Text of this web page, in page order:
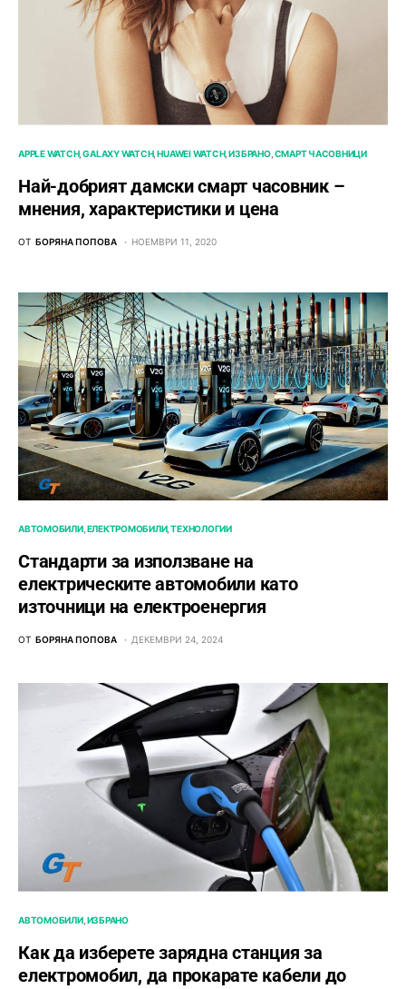
APPLE WATCH GALAXY WATCH HUAWEI WATCH ИЗБРАНО СМАРТ ЧАСОВНИЦИ
Най-добрият дамски смарт часовник –
мнения, характеристики и цена
ОТ БОРЯНА ПОПОВА НОЕМВРИ 11, 2020
АВТОМОБИЛИ ЕЛЕКТРОМОБИЛИ ТЕХНОЛОГИИ
Стандарти за използване на
електрическите автомобили като
източници на електроенергия
ОТ БОРЯНА ПОПОВА ДЕКЕМВРИ 24, 2024
АВТОМОБИЛИ ИЗБРАНО
Как да изберете зарядна станция за
електромобил, да прокарате кабели до